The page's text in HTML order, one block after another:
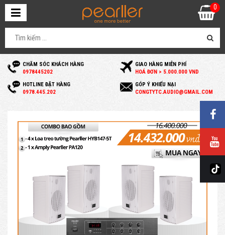
CHĂM SÓC KHÁCH HÀNG
0978445202
GIAO HÀNG MIỄN PHÍ
HOÁ ĐƠN > 5.000.000 VND
HOTLINE ĐẶT HÀNG
0978.445.202
GÓP Ý KHIẾU NẠI
CONGTYTC.AUDIO@GMAIL.COM
0